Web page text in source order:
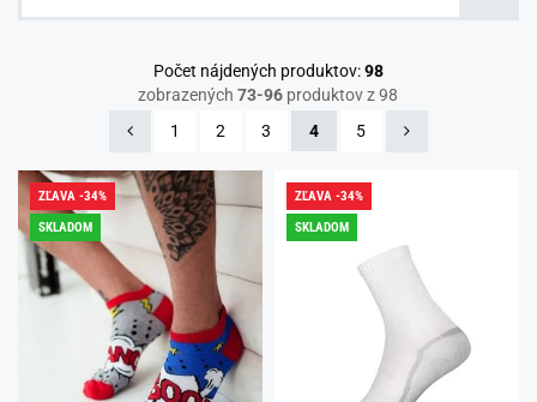
Počet nájdených produktov:98
zobrazených 73-96 produktov z 98
1
2 3 4 5
ZĽAVA -34%
SKLADOM
ZĽAVA -34%
SKLADOM